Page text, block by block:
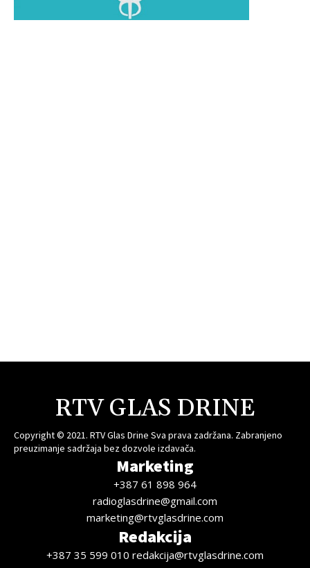
RTV GLAS DRINE
Copyright © 2021. RTV Glas Drine Sva prava zadržana. Zabranjeno
preuzimanje sadržaja bez dozvole izdavača.
Marketing
+387 61 898 964
radioglasdrine@gmail.com
marketing@rtvglasdrine.com
Redakcija
+387 35 599 010 redakcija@rtvglasdrine.com